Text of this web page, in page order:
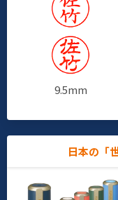
9.5mm
日本の「